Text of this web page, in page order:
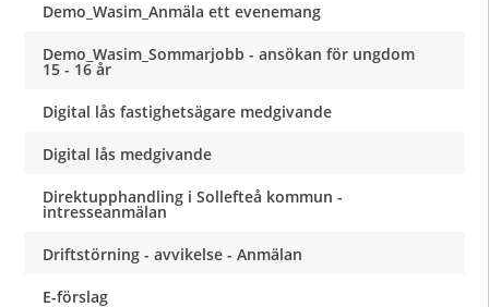
Demo_Wasim_Anmäla ett evenemang
Demo_Wasim_Sommarjobb - ansökan för ungdom
15 - 16 år
Digital lås fastighetsägare medgivande
Digital lås medgivande
Direktupphandling i Sollefteå kommun -
intresseanmälan
Driftstörning - avvikelse - Anmälan
E-förslag